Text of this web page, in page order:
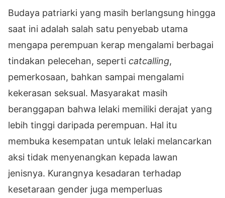
Budaya patriarki yang masih berlangsung hingga
saat ini adalah salah satu penyebab utama
mengapa perempuan kerap mengalami berbagai
tindakan pelecehan, seperti catcalling,
pemerkosaan, bahkan sampai mengalami
kekerasan seksual. Masyarakat masih
beranggapan bahwa lelaki memiliki derajat yang
lebih tinggi daripada perempuan. Hal itu
membuka kesempatan untuk lelaki melancarkan
aksi tidak menyenangkan kepada lawan
jenisnya. Kurangnya kesadaran terhadap
kesetaraan gender juga memperluas